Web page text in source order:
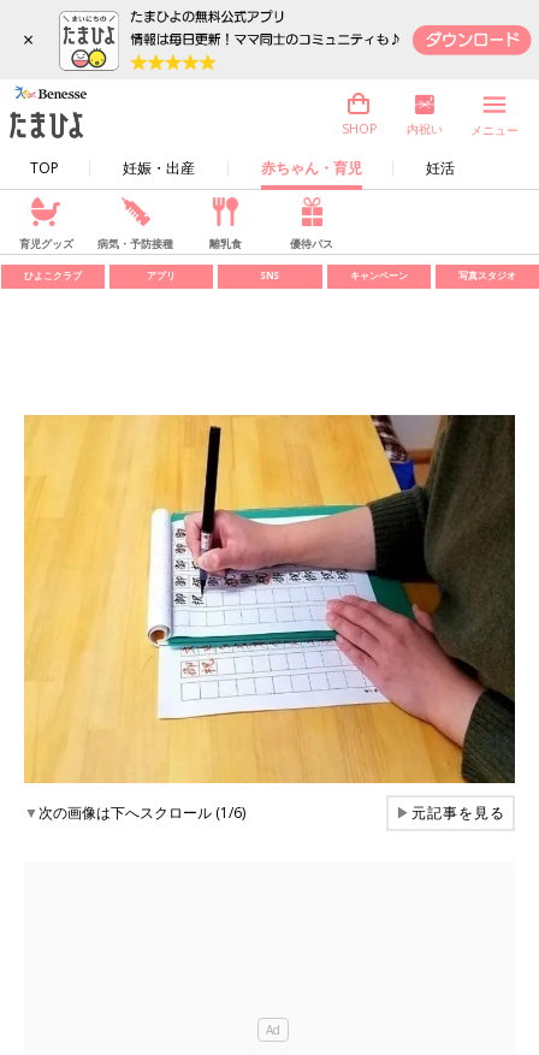
×
TOP 妊娠・出産 赤ちゃん・育児 妊活
SHOP 内祝い メニュー
育児グッズ 病気・予防接種 離乳食 優待パス
ひよこクラブ アプリ SNS キャンペーン 写真スタジオ
▼次の画像は下へスクロール (1/6) ▶元記事を見る